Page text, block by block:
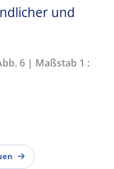
und
6 | Maßstab 1 :